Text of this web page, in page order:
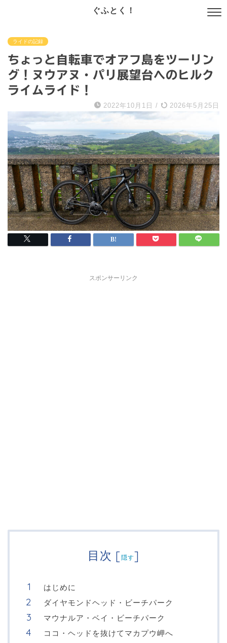
ぐふとく！
ライドの記録
ちょっと自転車でオアフ島をツーリン
グ！ヌウアヌ・パリ展望台へのヒルク
ライムライド！
2022年10月1日 / 2026年5月25日
スポンサーリンク
目次 [隠す]
はじめに
ダイヤモンドヘッド・ビーチパーク
マウナルア・ベイ・ビーチパーク
ココ・ヘッドを抜けてマカプウ岬へ